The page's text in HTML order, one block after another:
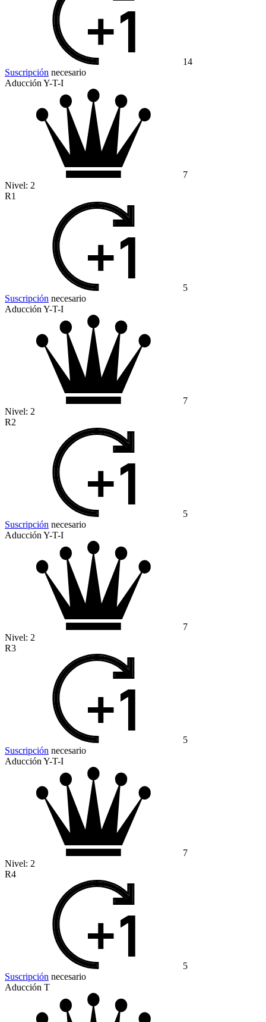
14
Suscripción necesario
Aducción Y-T-I
7
Nivel: 2
R1
5
Suscripción necesario
Aducción Y-T-I
7
Nivel: 2
R2
5
Suscripción necesario
Aducción Y-T-I
7
Nivel: 2
R3
5
Suscripción necesario
Aducción Y-T-I
7
Nivel: 2
R4
5
Suscripción necesario
Aducción T